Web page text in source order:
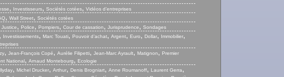
, Investisseurs, Sociétés cotées, Vidéos d’entreprises
, Wall Street, Sociétés cotées
Justice, Police, Pompiers, Cour de cassation, Jurisprudence, Sondages
, Investissements, Marc Touati, Pouvoir d’achat, Argent, Euro, Dollar, Immobilier,
, Jean-François Copé, Aurélie Filipetti, Jean-Marc Ayrault, Matignon, Premier
National, Arnaud Montebourg, Ecologie
, Michel Drucker, Arthur, Denis Brogniart, Anne Roumanoff, Laurent Gerra,